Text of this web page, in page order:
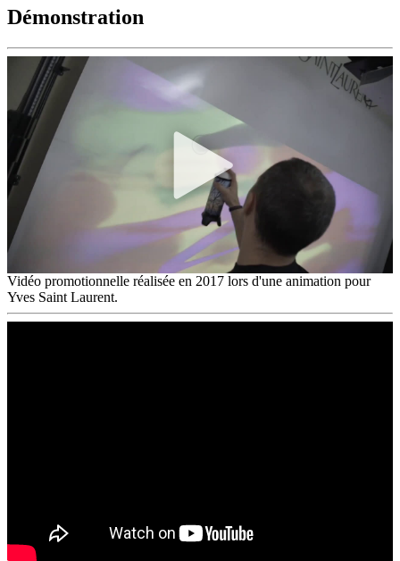
Démonstration
Vidéo promotionnelle réalisée en 2017 lors d'une animation pour
Yves Saint Laurent.